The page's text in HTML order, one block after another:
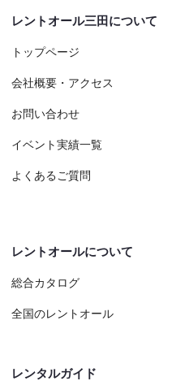
レントオール三田について
トップページ
会社概要・アクセス
お問い合わせ
イベント実績一覧
よくあるご質問
レントオールについて
総合カタログ
全国のレントオール
レンタルガイド